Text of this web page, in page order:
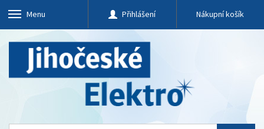
Menu Přihlášení Nákupní košík